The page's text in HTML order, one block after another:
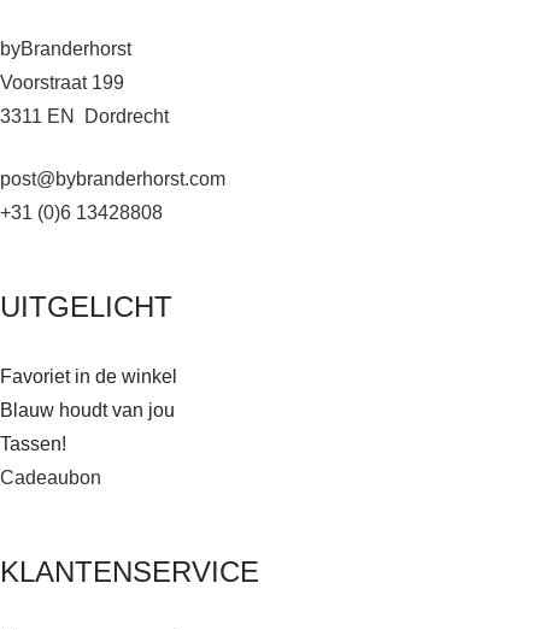
byBranderhorst
Voorstraat 199
3311 EN Dordrecht
post@bybranderhorst.com
+31 (0)6 13428808
UITGELICHT
Favoriet in de winkel
Blauw houdt van jou
Tassen!
Cadeaubon
KLANTENSERVICE